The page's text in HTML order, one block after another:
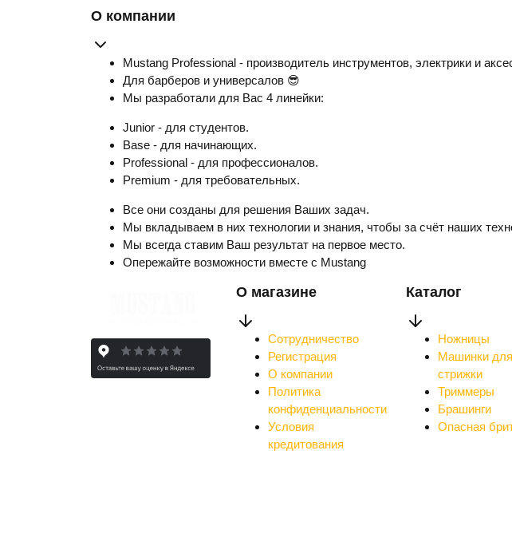
О компании
Mustang Professional - производитель инструментов, электрики и
Для барберов и универсалов 😎
Мы разработали для Вас 4 линейки:
Junior - для студентов.
Base - для начинающих.
Professional - для профессионалов.
Premium - для требовательных.
Все они созданы для решения Ваших задач.
Мы вкладываем в них технологии и знания, чтобы за счёт наших
Мы всегда ставим Ваш результат на первое место.
Опережайте возможности вместе с Mustang
О магазине
Сотрудничество
Регистрация
О компании
Политика
конфиденциальности
Условия
кредитования
Каталог
Ножницы
Машинки для
стрижки
Триммеры
Брашинги
Опасная